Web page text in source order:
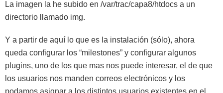
La imagen la he subido en /var/trac/capa8/htdocs a un
directorio llamado img.
Y a partir de aquí lo que es la instalación (sólo), ahora
queda configurar los “milestones” y configurar algunos
plugins, uno de los que mas nos puede interesar, el de que
los usuarios nos manden correos electrónicos y los
podamos asignar a los distintos usuarios existentes en el